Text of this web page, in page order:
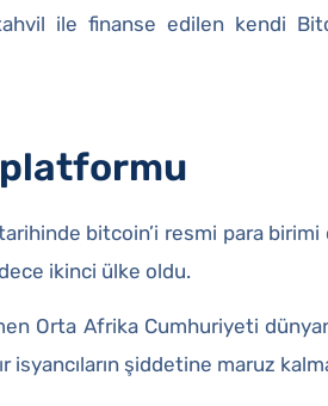
ile finanse edilen kendi
platformu
bitcoin’i resmi para birimi
ikinci ülke oldu.
Orta Afrika Cumhuriyeti
şiddetine maruz